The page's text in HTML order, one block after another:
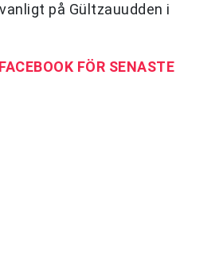
på Gültzauudden i
FÖR SENASTE